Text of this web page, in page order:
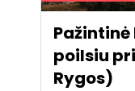
Pažintinė
poilsiu
Rygos)